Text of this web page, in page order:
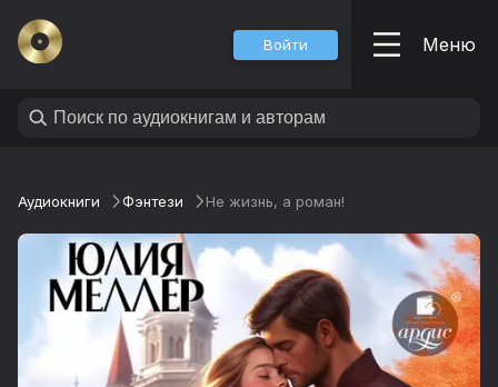
Войти Меню
Аудиокниги Фэнтези Не жизнь, а роман!